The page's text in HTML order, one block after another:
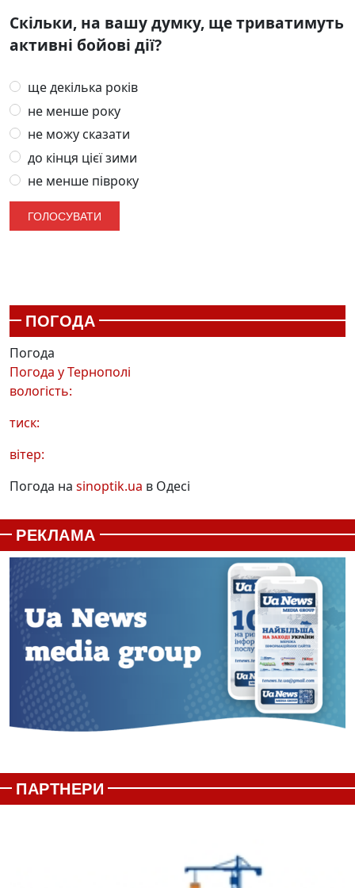
Скільки, на вашу думку, ще триватимуть
активні бойові дії?
ще декілька років
не менше року
не можу сказати
до кінця цієї зими
не менше півроку
ПОГОДА
Погода
Погода уТернополі
вологість:
тиск:
вітер:
Погода на sinoptik.ua в Одесі
РЕКЛАМА
ПАРТНЕРИ